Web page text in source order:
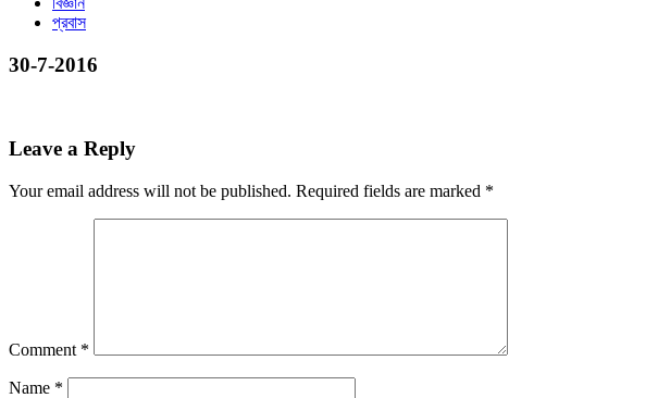
প্রবাস
30-7-2016
Leave a Reply
Your email address will not be published. Required fields are marked *
Comment *
Name *